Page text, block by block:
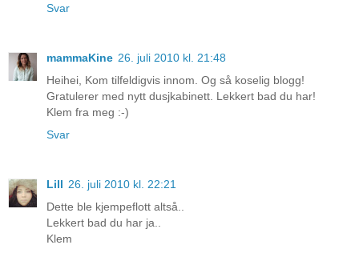
Svar
mammaKine 26. juli 2010 kl. 21:48
Heihei, Kom tilfeldigvis innom. Og så koselig blogg!
Gratulerer med nytt dusjkabinett. Lekkert bad du har!
Klem fra meg :-)
Svar
Lill 26. juli 2010 kl. 22:21
Dette ble kjempeflott altså..
Lekkert bad du har ja..
Klem